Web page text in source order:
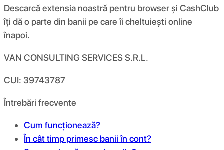
Descarcă extensia noastră pentru browser și CashClub
îți dă o parte din banii pe care îi cheltuiești online
înapoi.
VAN CONSULTING SERVICES S.R.L.
CUI: 39743787
Întrebări frecvente
Cum funcționează?
În cât timp primesc banii în cont?